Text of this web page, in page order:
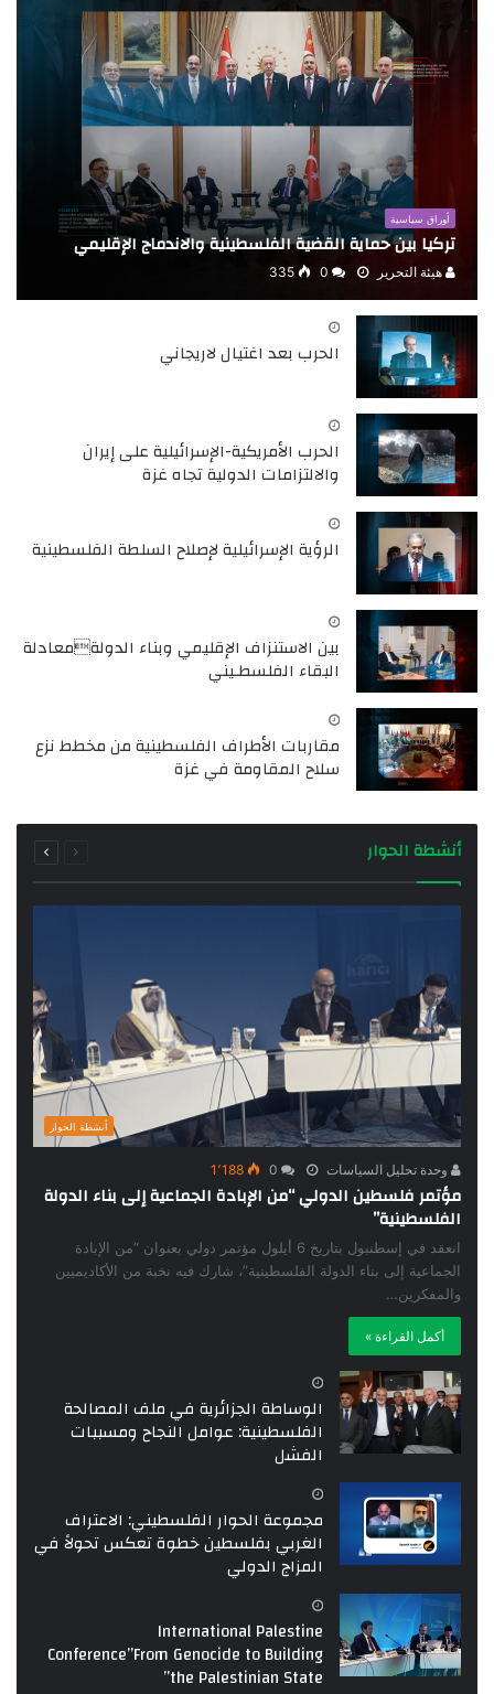
أوراق سياسية
تركيا بين حماية القضية الفلسطينية والاندماج الإقليمي
هيئة التحرير 0
335
الحرب بعد اغتيال لاريجاني
الحرب الأمريكية-الإسرائيلية على إيران
والالتزامات الدولية تجاه غزة
الرؤية الإسرائيلية لإصلاح السلطة الفلسطينية
بين الاستنزاف الإقليمي وبناء الدولةمعادلة
البقاء الفلسطـيني
مقاربات الأطراف الفلسطينية من مخطط نزع
سلاح المقاومة في غزة
أنشطة الحوار
الصفحة
أنشطة الحوار
وحدة تحليل السياسات 0 1٬188
مؤتمر فلسطين الدولي “من الإبادة الجماعية إلى بناء الدولة
الفلسطينية”
انعقد في إسطنبول بتاريخ 6 أيلول مؤتمر دولي بعنوان “من الإبادة
الجماعية إلى بناء الدولة الفلسطينية”، شارك فيه نخبة من الأكاديميين
والمفكرين…
أكمل القراءة »
الوساطة الجزائرية في ملف المصالحة
الفلسطينية: عوامل النجاح ومسببات
الفشل
مجموعة الحوار الفلسطيني: الاعتراف
الغربي بفلسطين خطوة تعكس تحولاً في
المزاج الدولي
International Palestine
Conference”From Genocide to Building
the Palestinian State”